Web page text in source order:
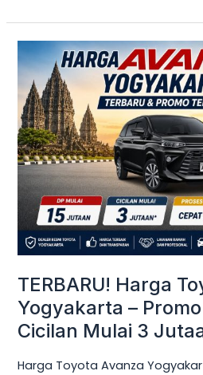
TERBARU! Harga
Yogyakarta –
Cicilan Mulai 3
Harga Toyota Avanza
TERBARU!
Harga
Toyota
Avanza
Yogyakarta
–
Promo
DP
Ringan
&
Mulai
3
Jutaan